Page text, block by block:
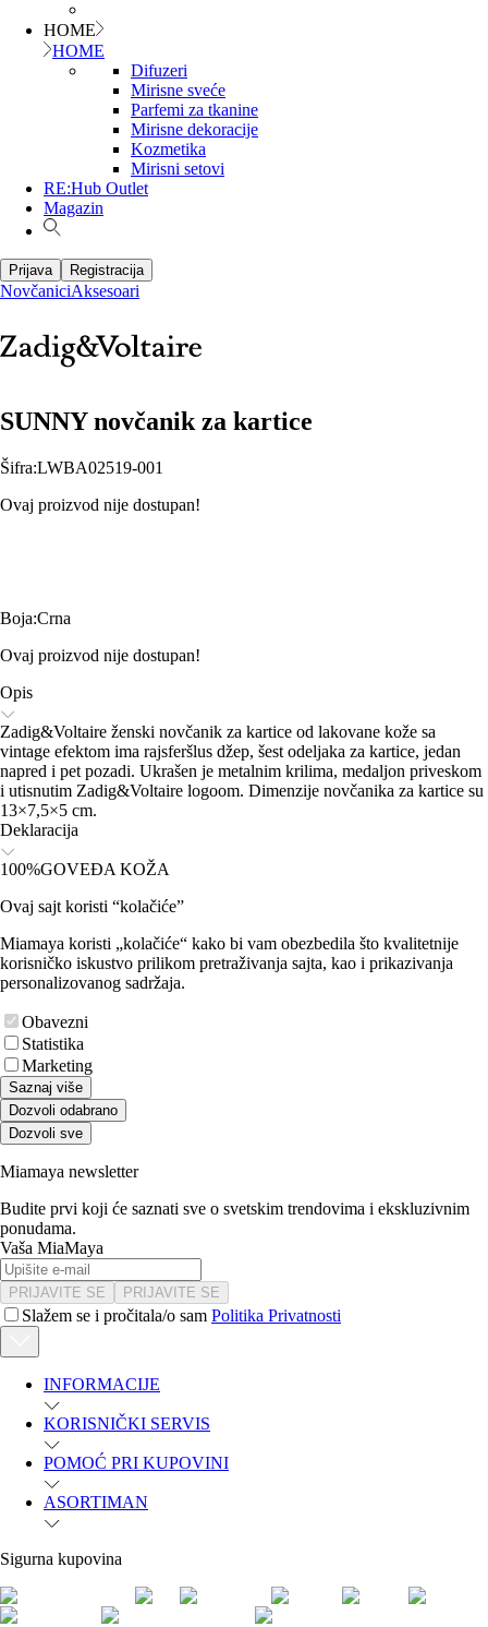
HOME
HOME
Difuzeri
Mirisne sveće
Parfemi za tkanine
Mirisne dekoracije
Kozmetika
Mirisni setovi
RE:Hub Outlet
Magazin
Prijava Registracija
NovčaniciAksesoari
SUNNY novčanik za kartice
Šifra:LWBA02519-001
Ovaj proizvod nije dostupan!
Boja:Crna
Ovaj proizvod nije dostupan!
Opis
Zadig&Voltaire ženski novčanik za kartice od lakovane kože sa
vintage efektom ima rajsferšlus džep, šest odeljaka za kartice, jedan
napred i pet pozadi. Ukrašen je metalnim krilima, medaljon priveskom
i utisnutim Zadig&Voltaire logoom. Dimenzije novčanika za kartice su
13×7,5×5 cm.
Deklaracija
100%GOVEĐA KOŽA
Ovaj sajt koristi “kolačiće”
Miamaya koristi „kolačiće“ kako bi vam obezbedila što kvalitetnije
korisničko iskustvo prilikom pretraživanja sajta, kao i prikazivanja
personalizovanog sadržaja.
Obavezni
Statistika
Marketing
Saznaj više
Dozvoli odabrano
Dozvoli sve
Miamaya newsletter
Budite prvi koji će saznati sve o svetskim trendovima i ekskluzivnim
ponudama.
Vaša MiaMaya
PRIJAVITE SE PRIJAVITE SE
Slažem se i pročitala/o sam Politika Privatnosti
INFORMACIJE
KORISNIČKI SERVIS
POMOĆ PRI KUPOVINI
ASORTIMAN
Sigurna kupovina